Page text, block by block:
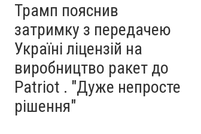
Трамп пояснив
затримку з передачею
Україні ліцензій на
виробництво ракет до
Patriot . "Дуже непросте
рішення"